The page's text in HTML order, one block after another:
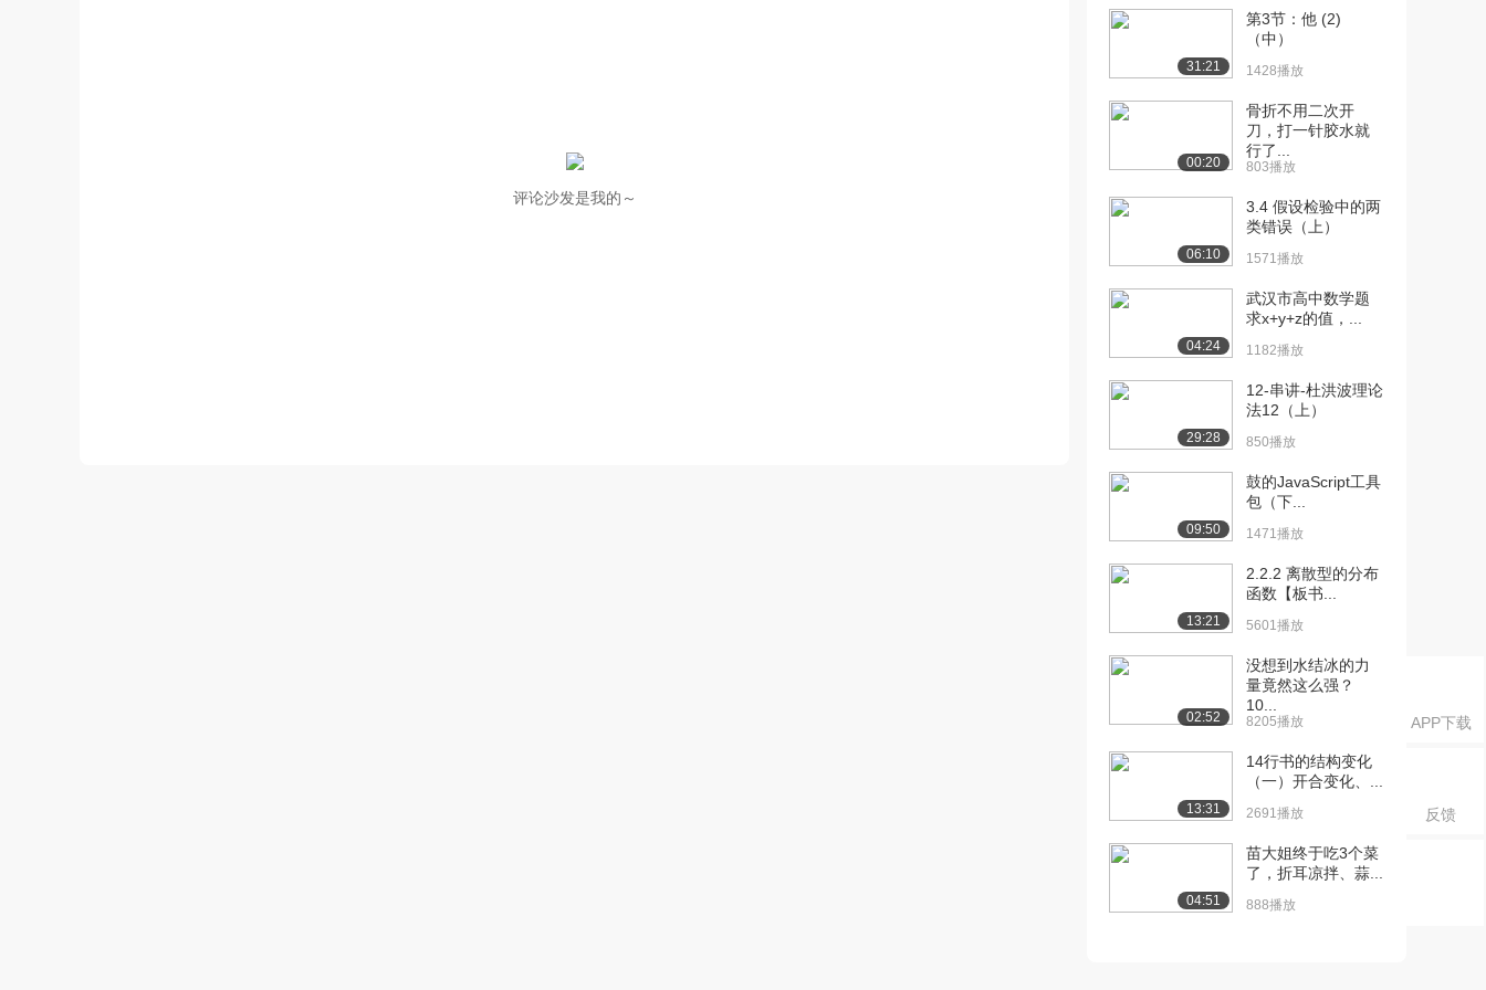
APP下载
反馈
评论沙发是我的～
[13] 定积分5
4.6万播放
[14] 替换法求定积分
07:45
[16] 三角代换2 08:18
[17] 三角代换3
4.0万播放
[18] 周期函数的定积分
[19] 简单的微分方程 14:33
4.5万播放
[21] 旋转体2
3.2万播放
[22] 旋转体3 09:07
3.0万播放
[24] 旋转体5
09:27
[26] 旋转体7
2.8万播放
10:14
[27] 旋转体8
31:21
第3节：他 (2)
（中）
1428播放
00:20
骨折不用二次开
刀，打一针胶水就
行了...
803播放
06:10
3.4 假设检验中的两
类错误（上）
1571播放
04:24
武汉市高中数学题
求x+y+z的值，...
1182播放
29:28
12-串讲-杜洪波理论
法12（上）
850播放
09:50
鼓的JavaScript工具
包（下...
1471播放
13:21
2.2.2 离散型的分布
函数【板书...
5601播放
02:52
没想到水结冰的力
量竟然这么强？
10...
8205播放
13:31
14行书的结构变化
（一）开合变化、...
2691播放
04:51
苗大姐终于吃3个菜
了，折耳凉拌、蒜...
888播放